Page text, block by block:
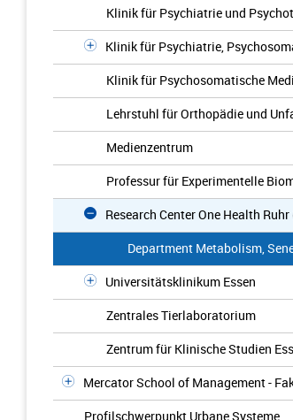
Klinik für Psychiatrie und
Klinik für Psychiatrie,
Klinik für Psychosomatische
Lehrstuhl für Orthopädie und
Medienzentrum
Professur für Experimentelle
Research Center One Health
Department Metabolism,
Universitätsklinikum Essen
Zentrales Tierlaboratorium
Zentrum für Klinische Studien
Mercator School of Management -
Profilschwerpunkt Urbane Systeme